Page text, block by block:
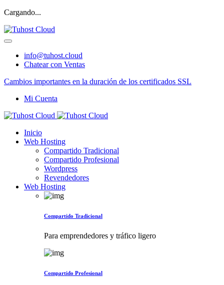
Cargando...
info@tuhost.cloud
Chatear con Ventas
Cambios importantes en la duración de los certificados SSL
Mi Cuenta
Inicio
Web Hosting
Compartido Tradicional
Compartido Profesional
Wordpress
Revendedores
Web Hosting
Compartido Tradicional
Para emprendedores y tráfico ligero
Compartido Profesional